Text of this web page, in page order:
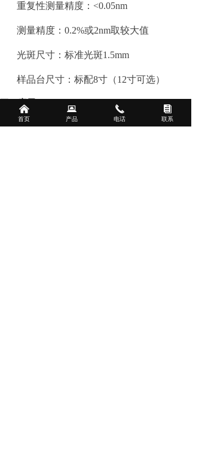
重复性测量精度：<0.05nm
测量精度：0.2%或2nm取较大值
光斑尺寸：标准光斑1.5mm
样品台尺寸：标配8寸（12寸可选）
三、应用
广泛应用于各种介质膜、光刻胶等有机薄
낀
首页
뀵
产品
끅
电话
뀴
联系